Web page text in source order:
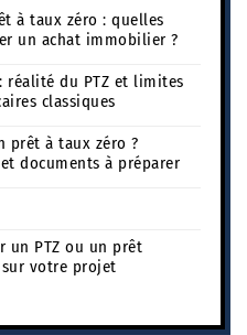
à taux zéro : quelles
un achat immobilier ?
réalité du PTZ et limites
classiques
prêt à taux zéro ?
documents à préparer
un PTZ ou un prêt
votre projet